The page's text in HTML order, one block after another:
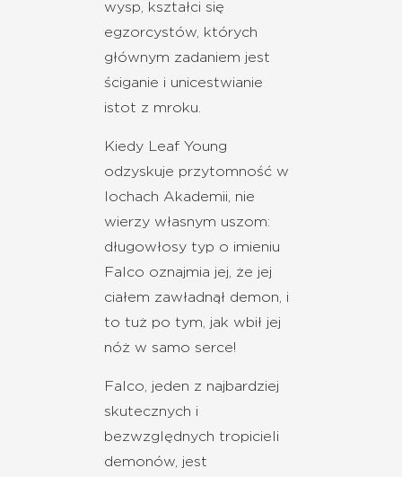
wysp, kształci się
egzorcystów, których
głównym zadaniem jest
ściganie i unicestwianie
istot z mroku.
Kiedy Leaf Young
odzyskuje przytomność w
lochach Akademii, nie
wierzy własnym uszom:
długowłosy typ o imieniu
Falco oznajmia jej, że jej
ciałem zawładnął demon, i
to tuż po tym, jak wbił jej
nóż w samo serce!
Falco, jeden z najbardziej
skutecznych i
bezwzględnych tropicieli
demonów, jest